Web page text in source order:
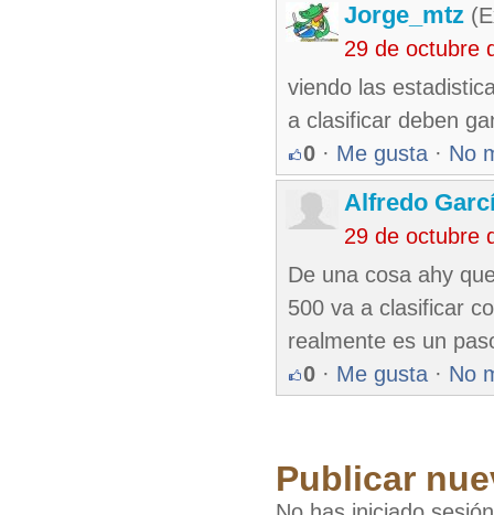
Jorge_mtz
29 de octubre
viendo las
a clasificar deben
0 · Me gusta · No
Alfredo
29 de octubre
De una cosa ahy
500 va a clasificar
realmente es un
0 · Me gusta · No
Publicar